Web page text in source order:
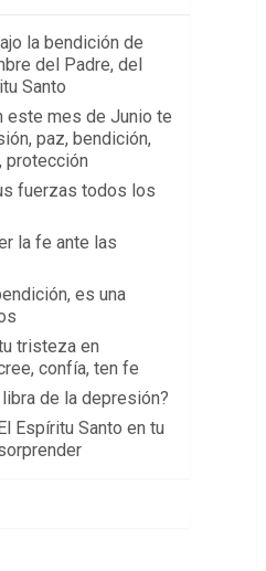
la bendición de
del Padre, del
Santo
este mes de Junio te
paz, bendición,
protección
fuerzas todos los
la fe ante las
es una
tristeza en
confía, ten fe
de la depresión?
Espíritu Santo en tu